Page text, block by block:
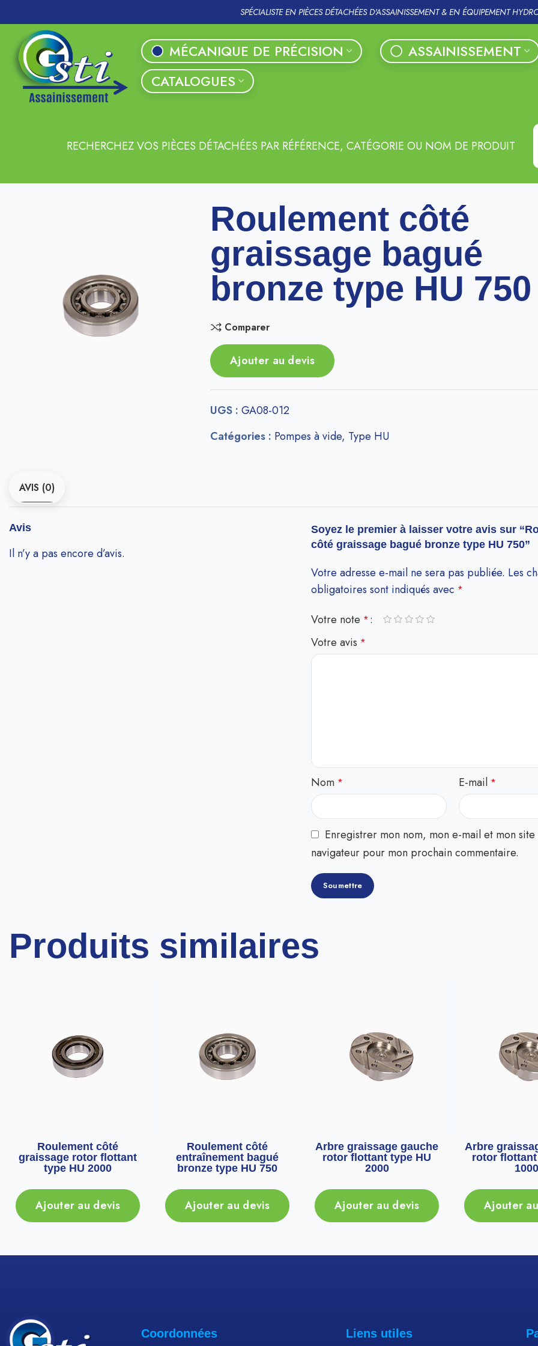
SPÉCIALISTE EN PIÈCES DÉTACHÉES D'ASSAINISSEMENT & EN ÉQUIPEMENT
MÉCANIQUE DE PRÉCISION
ASSAINISSEMENT
CATALOGUES
RECHERCHEZ VOS PIÈCES DÉTACHÉES PAR RÉFÉRENCE, CATÉGORIE OU NOM DE PRODUIT
Roulement côté
graissage bagué
bronze type HU 750
Comparer
Ajouter au devis
UGS :GA08-012
Catégories : Pompes à vide, Type HU
AVIS (0)
Avis
Il n’y a pas encore d’avis.
Soyez le premier à laisser votre avis sur
côté graissage bagué bronze type HU 750”
Votre adresse e-mail ne sera pas publiée. Les
obligatoires sont indiqués avec *
Votre note *
Votre avis *
Nom * E-mail *
Enregistrer mon nom, mon e-mail et mon site
navigateur pour mon prochain commentaire.
Produits similaires
Roulement côté
graissage rotor flottant
type HU 2000
Ajouter au devis
Roulement côté
entraînement bagué
bronze type HU 750
Ajouter au devis
Arbre graissage gauche
rotor flottant type HU
2000
Ajouter au devis
Arbre
rotor flottant
1000
Ajouter
Coordonnées Liens utiles